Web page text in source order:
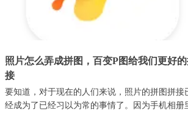
照片怎么弄成拼图，百变P图给我们更好
接
要知道，对于现在的人们来说，照片的拼图拼接
经成为了已经习以为常的事情了。因为手机相册